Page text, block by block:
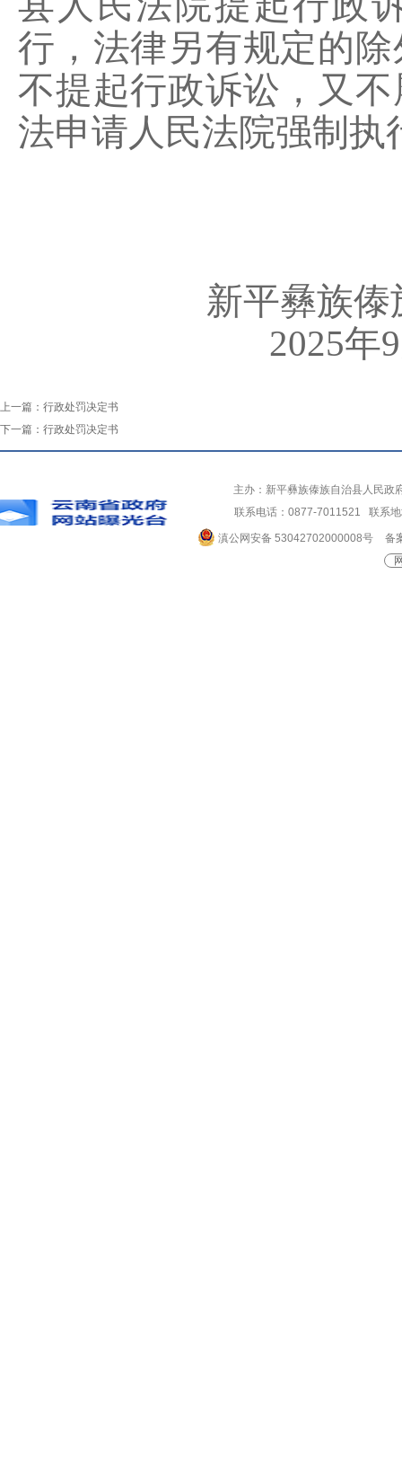
行，法律另有规定的
不提起行政诉讼，又
法申请人民法院强制执
新平彝族
2025年9
上一篇： 行政处罚决定书
下一篇： 行政处罚决定书
主办：新平彝族傣族自治县人民
联系电话：0877-7011521 联系
滇公网安备 53042702000008号
备